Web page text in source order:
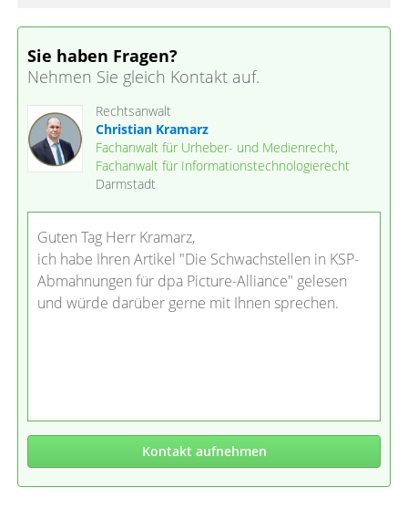
Sie haben Fragen?
Nehmen Sie gleich Kontakt auf.
Rechtsanwalt
Christian Kramarz
Fachanwalt für Urheber- und Medienrecht,
Fachanwalt für Informationstechnologierecht
Darmstadt
Guten Tag Herr Kramarz,
ich habe Ihren Artikel "Die Schwachstellen in KSP-
Abmahnungen für dpa Picture-Alliance" gelesen
und würde darüber gerne mit Ihnen sprechen.
Kontakt aufnehmen